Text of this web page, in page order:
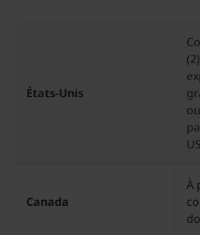
États-Unis
Canada
À